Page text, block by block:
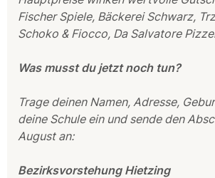
Fischer Spiele, Bäckerei Schwarz,
Schoko & Fiocco, Da Salvatore
Was musst du jetzt noch tun?
Trage deinen Namen, Adresse,
deine Schule ein und sende den
August an:
Bezirksvorstehung Hietzing